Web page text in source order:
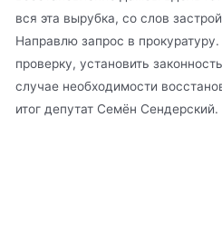
вся эта вырубка, со слов
Направлю запрос в
проверку, установить
случае необходимости
итог депутат Семён Сендерский.